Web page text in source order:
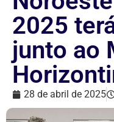
2025
junto ao
28 de abril de 2025